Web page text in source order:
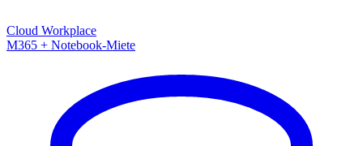
Cloud Workplace
M365 + Notebook-Miete